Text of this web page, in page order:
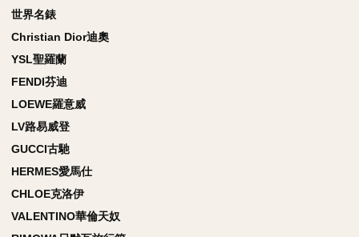
世界名錶
Christian Dior迪奧
YSL聖羅蘭
FENDI芬迪
LOEWE羅意威
LV路易威登
GUCCI古馳
HERMES愛馬仕
CHLOE克洛伊
VALENTINO華倫天奴